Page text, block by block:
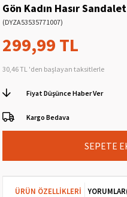
Gön Kadın Hasır
(DYZA53535771007)
299,99 TL
30,46 TL 'den başlayan taksitlerle
Fiyat Düşünce Haber Ver
Kargo Bedava
ÜRÜN ÖZELLIKLERI YORUMLAR